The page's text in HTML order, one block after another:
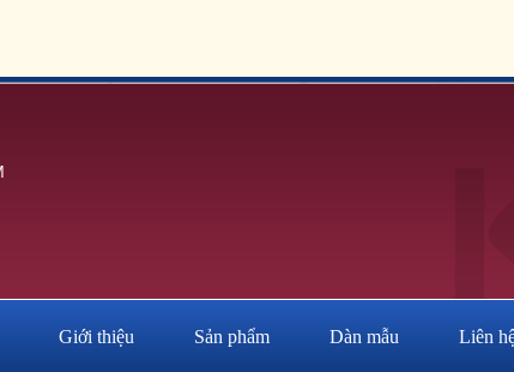
Giới thiệu Sản phẩm Dàn mẫu Liên